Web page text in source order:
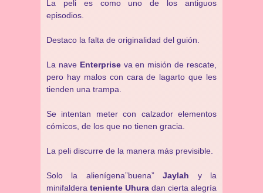
La peli es como uno de los antiguos
episodios.
Destaco la falta de originalidad del guión.
La nave Enterpriseva en misión de rescate,
pero hay malos con cara de lagarto que les
tienden una trampa.
Se intentan meter con calzador elementos
cómicos, de los que no tienen gracia.
La peli discurre de la manera más previsible.
Solo la alienígena”buena”Jaylah y la
minifaldera teniente Uhura dan cierta alegría